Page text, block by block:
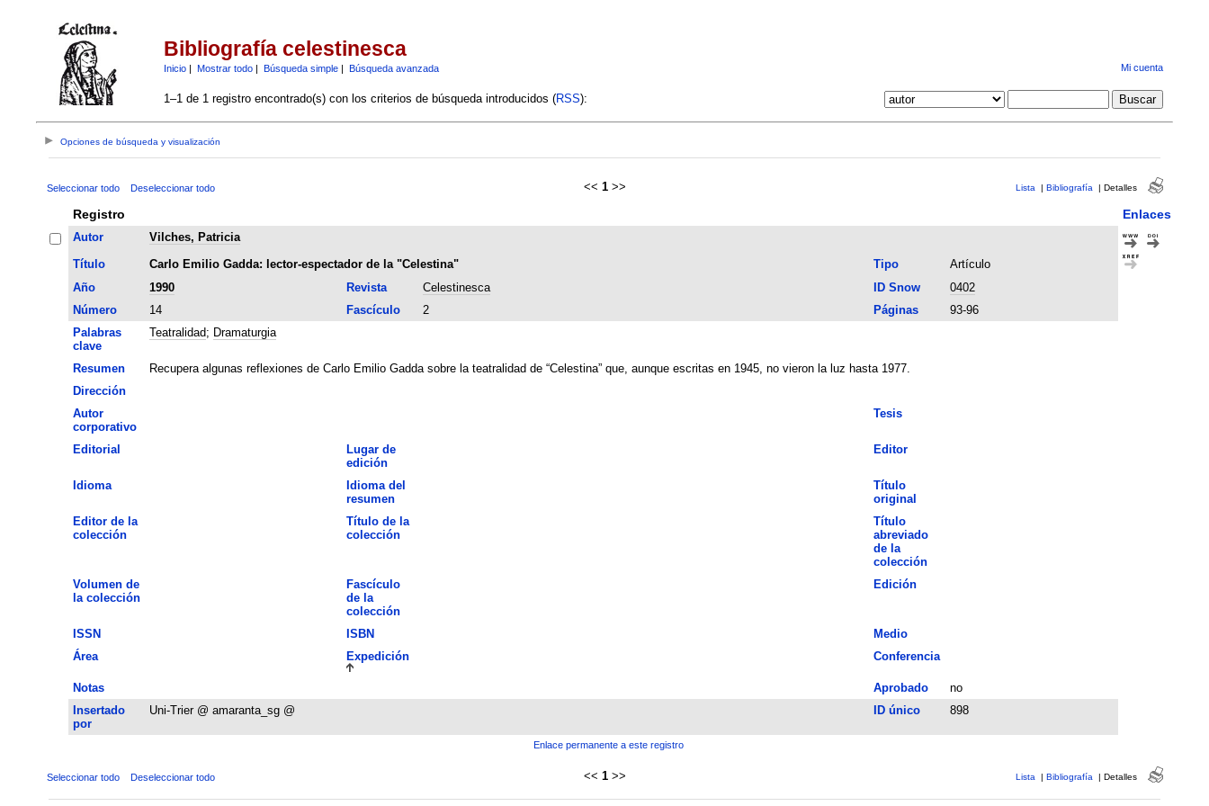
Bibliografía celestinesca
Inicio| Mostrar todo| Búsqueda simple| Búsqueda avanzada Mi cuenta
1–1 de 1 registro encontrado(s) con los criterios de búsqueda introducidos (RSS):
Opciones de búsqueda y visualización
Seleccionar todo Deseleccionar todo << 1 >> Lista | Bibliografía | Detalles
Registro Enlaces
Autor
Vilches, Patricia
Título
Carlo Emilio Gadda: lector-espectador de la "Celestina" Tipo
Artículo
Año
1990 Revista Celestinesca ID Snow
0402
Número
14 Fascículo 2 Páginas
93-96
Palabras
clave
Teatralidad; Dramaturgia
Resumen
Recupera algunas reflexiones de Carlo Emilio Gadda sobre la teatralidad de “Celestina” que, aunque escritas en 1945, no vieron la luz hasta 1977.
Dirección
Autor
corporativo
Tesis
Editorial
Lugar de
edición
Editor
Idioma
Idioma del
resumen
Título
original
Editor de la
colección
Título de la
colección
Título
abreviado
de la
colección
Volumen de
la colección
Fascículo
de la
colección
Edición
ISSN ISBN
Medio
Área
Expedición Conferencia
Notas Aprobado
no
Insertado
por
Uni-Trier @ amaranta_sg @ ID único 898
Enlace permanente a este registro
Seleccionar todo Deseleccionar todo << 1 >> Lista | Bibliografía | Detalles